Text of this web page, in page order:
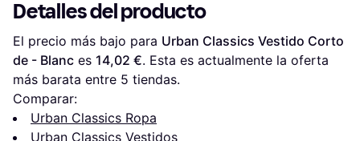
Detalles del producto
El precio más bajo para Urban Classics Vestido Corto
de - Blanc es 14,02 €. Esta es actualmente la oferta
más barata entre 5 tiendas.
Comparar:
Urban Classics Ropa
Urban Classics Vestidos